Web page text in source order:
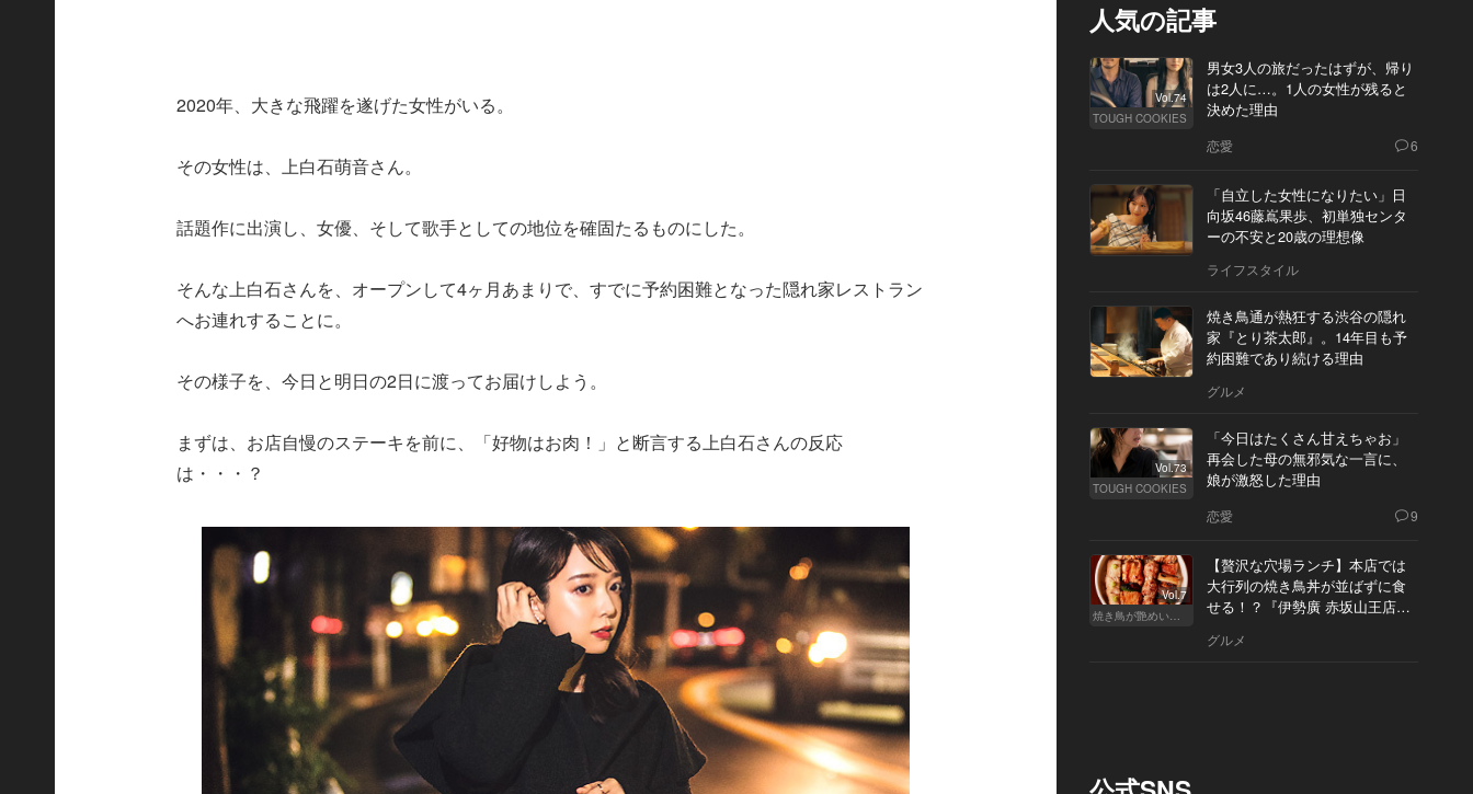
2020年、大きな飛躍を遂げた女性がいる。
その女性は、上白石萌音さん。
話題作に出演し、女優、そして歌手としての地位を確固たるものにした。
そんな上白石さんを、オープンして4ヶ月あまりで、すでに予約困難となった隠れ家レストラン
へお連れすることに。
その様子を、今日と明日の2日に渡ってお届けしよう。
まずは、お店自慢のステーキを前に、「好物はお肉！」と断言する上白石さんの反応
は・・・？
人気の記事
Vol.74
TOUGH COOKIES
男女3人の旅だったはずが、帰り
は2人に…。1人の女性が残ると
決めた理由
恋愛 6
「自立した女性になりたい」日
向坂46藤嶌果歩、初単独センタ
ーの不安と20歳の理想像
ライフスタイル
焼き鳥通が熱狂する渋谷の隠れ
家『とり茶太郎』。14年目も予
約困難であり続ける理由
グルメ
Vol.73
TOUGH COOKIES
「今日はたくさん甘えちゃお」
再会した母の無邪気な一言に、
娘が激怒した理由
恋愛 9
Vol.7
焼き鳥が艶めいてきた
【贅沢な穴場ランチ】本店では
大行列の焼き鳥丼が並ばずに食
せる！？『伊勢廣 赤坂山王店』
グルメ